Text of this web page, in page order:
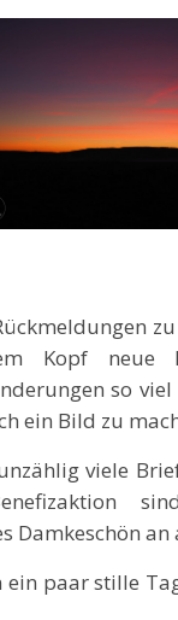
Kopf
so
ein Bild zu
viele
Damkeschön
paar stille